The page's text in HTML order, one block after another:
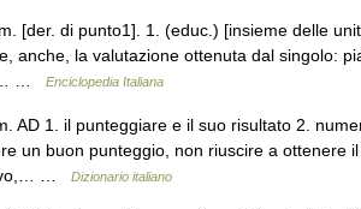
[der. di punto1]. 1. (educ.) [insieme delle
anche, la valutazione ottenuta dal singolo:
…
Enciclopedia Italiana
AD 1. il punteggiare e il suo risultato 2.
un buon punteggio, non riuscire a ottenere
…
Dizionario italiano